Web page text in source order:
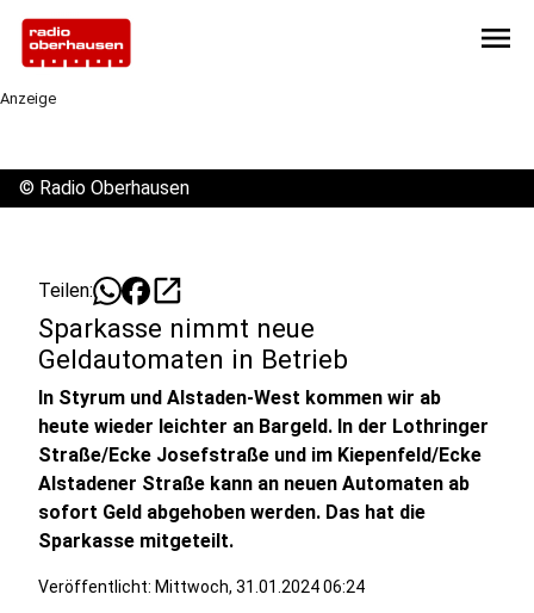
menu
Anzeige
© Radio Oberhausen
Teilen: open_in_new
Sparkasse nimmt neue
Geldautomaten in Betrieb
In Styrum und Alstaden-West kommen wir ab
heute wieder leichter an Bargeld. In der Lothringer
Straße/Ecke Josefstraße und im Kiepenfeld/Ecke
Alstadener Straße kann an neuen Automaten ab
sofort Geld abgehoben werden. Das hat die
Sparkasse mitgeteilt.
Veröffentlicht: Mittwoch, 31.01.2024 06:24